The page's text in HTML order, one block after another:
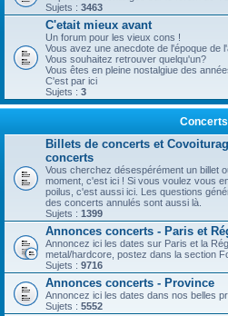
Sujets : 3463
C'etait mieux avant
Un forum pour les vieux cons !
Vous avez une anecdote de l'époque de
Vous souhaitez retrouver quelqu'un?
Vous êtes en pleine nostalgiue des
C'est par ici
Sujets : 3
Concerts
Billets de concerts et
concerts
Vous cherchez désespérément un billet
moment, c'est ici ! Si vous voulez vous
poilus, c'est aussi ici. Les questions
des concerts annulés sont aussi là.
Sujets : 1399
Annonces concerts - Paris et
Annoncez ici les dates sur Paris et la
metal/hardcore, postez dans la section
Sujets : 9716
Annonces concerts - Province
Annoncez ici les dates dans nos belles
Sujets : 5552